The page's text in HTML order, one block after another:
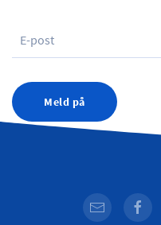
Meld på